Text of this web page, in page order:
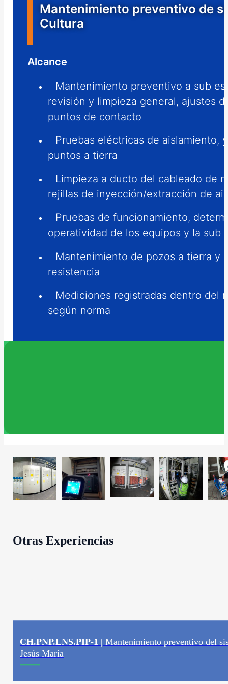
Mantenimiento preventivo de
Cultura
Alcance
Mantenimiento preventivo a sub
revisión y limpieza general, ajustes
puntos de contacto
Pruebas eléctricas de aislamiento,
puntos a tierra
Limpieza a ducto del cableado de
rejillas de inyección/extracción de
Pruebas de funcionamiento,
operatividad de los equipos y la sub
Mantenimiento de pozos a tierra y
resistencia
Mediciones registradas dentro del
según norma
Otras Experiencias
CH.PNP.LNS.PIP-1 | Mantenimiento preventivo del
Jesús María